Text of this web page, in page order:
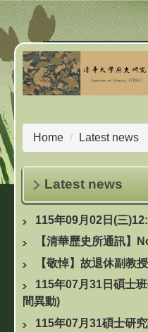
Jump
to
the
main
content
block
Home Latest news
Latest news
115年09月02日(三
【清華歷史所通訊】
【敬悼】故退休副教
115年07月31日碩士
間異動)
115年07月31碩士研